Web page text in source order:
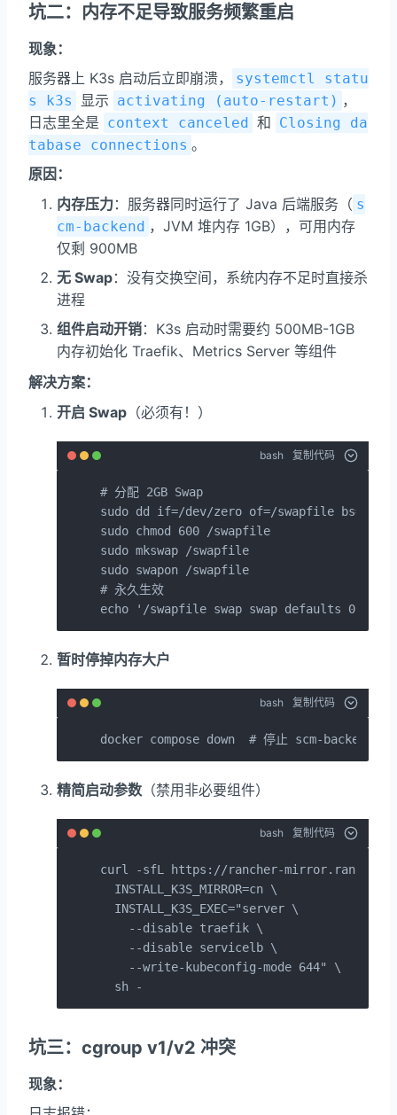
坑二：内存不足导致服务频繁重启
现象：
服务器上 K3s 启动后立即崩溃，
systemctl statu
s k3s
显示 activating (auto-restart) ，
日志里全是 context canceled 和 Closing da
tabase connections 。
原因：
内存压力：服务器同时运行了 Java 后端服务（ s
cm-backend ，JVM 堆内存 1GB），可用内存
仅剩 900MB
无 Swap：没有交换空间，系统内存不足时直接杀
进程
组件启动开销：K3s 启动时需要约 500MB-1GB
内存初始化 Traefik、Metrics Server 等组件
解决方案：
开启 Swap （必须有！）
bash 复制代码
# 分配 2GB Swap
sudo dd if=/dev/zero of=/swapfile bs=1M
sudo chmod 600 /swapfile
sudo mkswap /swapfile
sudo swapon /swapfile
# 永久生效
echo '/swapfile swap swap defaults 0 0'
暂时停掉内存大户
bash 复制代码
docker compose down  # 停止 scm-backend
精简启动参数 （禁用非必要组件）
bash 复制代码
curl -sfL https://rancher-
  INSTALL_K3S_MIRROR=cn \
  INSTALL_K3S_EXEC="server \
    --disable traefik \
    --disable servicelb \
    --write-kubeconfig-mode 644" \
  sh -
坑三：cgroup v1/v2 冲突
现象：